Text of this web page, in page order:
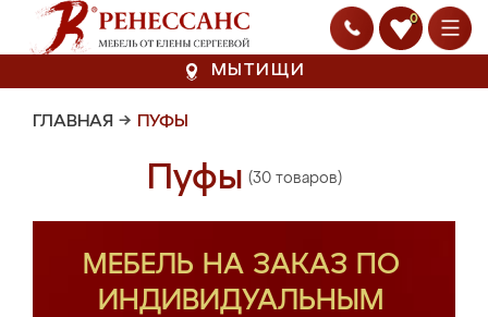
0
МЫТИЩИ
ГЛАВНАЯ → ПУФЫ
Пуфы (30 товаров)
МЕБЕЛЬ НА ЗАКАЗ ПО
ИНДИВИДУАЛЬНЫМ